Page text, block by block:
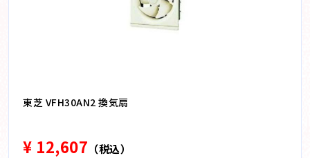
東芝 VFH30AN2 換気扇
¥ 12,607 （税込）